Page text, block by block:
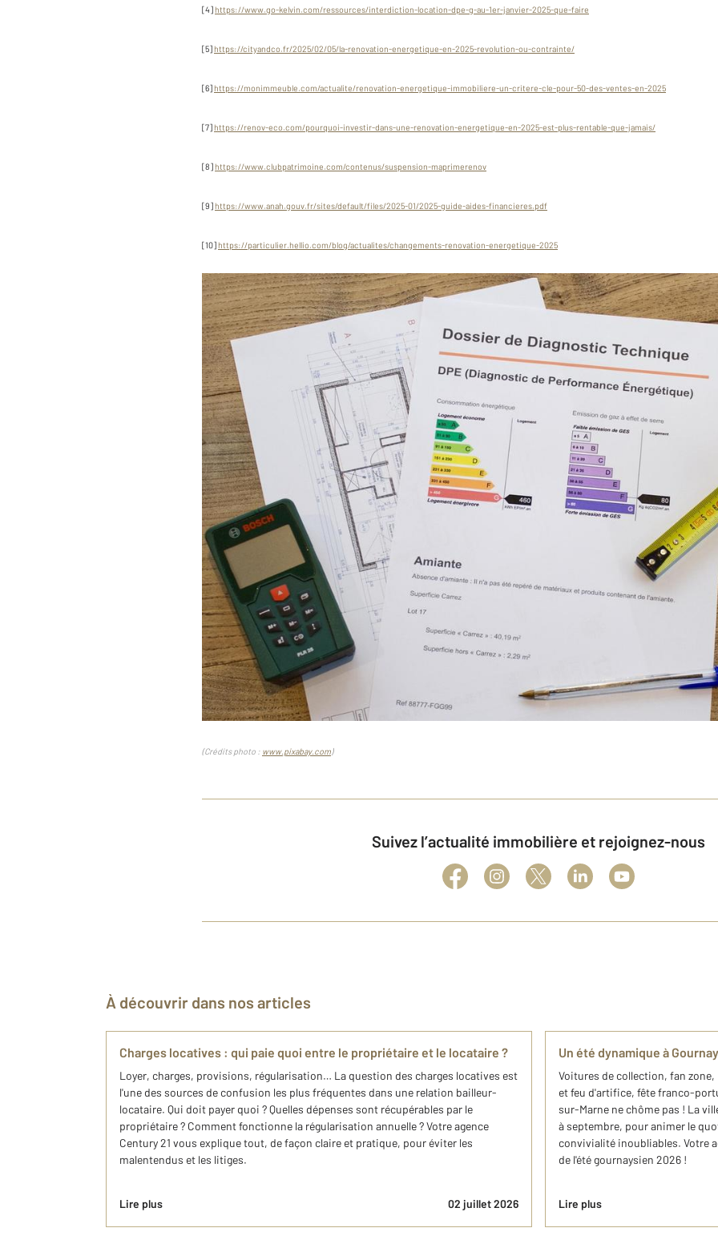
[4]https://www.go-kelvin.com/ressources/interdiction-location-dpe-g-au-1er-janvier-2025-que-faire
[5]https://cityandco.fr/2025/02/05/la-renovation-energetique-en-2025-revolution-ou-contrainte/
[6]https://monimmeuble.com/actualite/renovation-energetique-immobiliere-un-critere-cle-pour-50-des-ventes-en-2025
[7]https://renov-eco.com/pourquoi-investir-dans-une-renovation-energetique-en-2025-est-plus-rentable-que-jamais/
[8]https://www.clubpatrimoine.com/contenus/suspension-maprimerenov
[9]https://www.anah.gouv.fr/sites/default/files/2025-01/2025-guide-aides-financieres.pdf
[10]https://particulier.hellio.com/blog/actualites/changements-renovation-energetique-2025
(Crédits photo : www.pixabay.com)
Suivez l’actualité immobilière et rejoignez-nous
À découvrir dans nos articles
Charges locatives : qui paie quoi entre le propriétaire et le locataire ?
Loyer, charges, provisions, régularisation… La question des charges locatives est
l'une des sources de confusion les plus fréquentes dans une relation bailleur-
locataire. Qui doit payer quoi ? Quelles dépenses sont récupérables par le
propriétaire ? Comment fonctionne la régularisation annuelle ? Votre agence
Century 21 vous explique tout, de façon claire et pratique, pour éviter les
malentendus et les litiges.
Lire plus 02 juillet 2026
Un été dynamique à
Voitures de collection, fan
et feu d'artifice, fête franco-
sur-Marne ne chôme pas ! La
à septembre, pour animer le
convivialité inoubliables. Votre
de l'été gournaysien 2026 !
Lire plus